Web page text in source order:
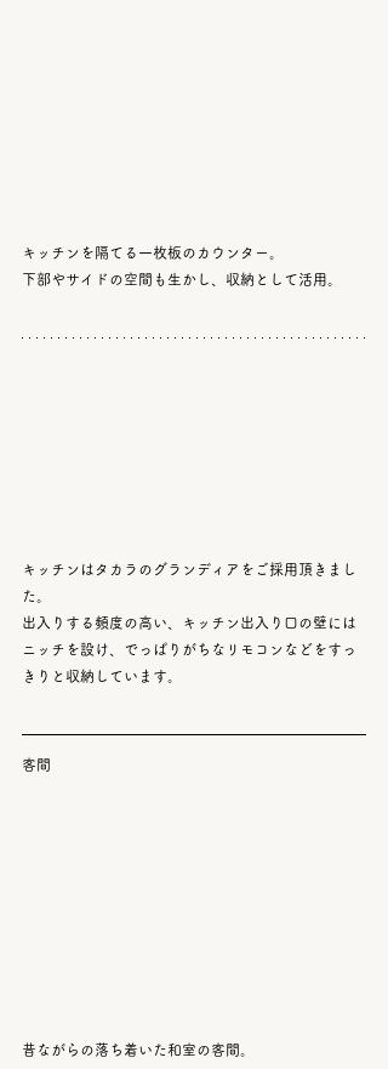
キッチンを隔てる一枚板のカウンター。
下部やサイドの空間も生かし、収納として活用。
キッチンはタカラのグランディアをご採用頂きまし
た。
出入りする頻度の高い、キッチン出入り口の壁には
ニッチを設け、でっぱりがちなリモコンなどをすっ
きりと収納しています。
客間
昔ながらの落ち着いた和室の客間。